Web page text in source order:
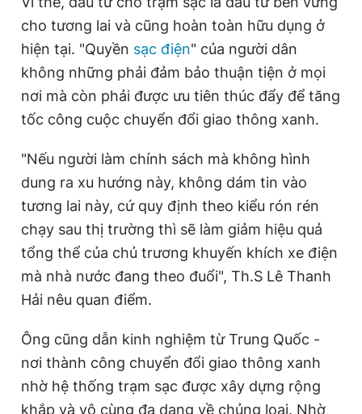
cho tương lai và cũng hoàn toàn hữu dụng ở
hiện tại. "Quyền sạc điện" của người dân
không những phải đảm bảo thuận tiện ở mọi
nơi mà còn phải được ưu tiên thúc đẩy để tăng
tốc công cuộc chuyển đổi giao thông xanh.
"Nếu người làm chính sách mà không hình
dung ra xu hướng này, không dám tin vào
tương lai này, cứ quy định theo kiểu rón rén
chạy sau thị trường thì sẽ làm giảm hiệu quả
tổng thể của chủ trương khuyến khích xe điện
mà nhà nước đang theo đuổi", Th.S Lê Thanh
Hải nêu quan điểm.
Ông cũng dẫn kinh nghiệm từ Trung Quốc -
nơi thành công chuyển đổi giao thông xanh
nhờ hệ thống trạm sạc được xây dựng rộng
khắp và vô cùng đa dạng về chủng loại. Nhờ